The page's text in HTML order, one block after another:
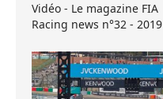
Vidéo - Le magazine FIA
Racing news n°32 - 2019